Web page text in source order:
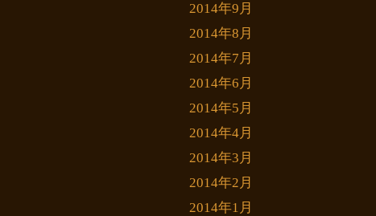
2014年9月
2014年8月
2014年7月
2014年6月
2014年5月
2014年4月
2014年3月
2014年2月
2014年1月